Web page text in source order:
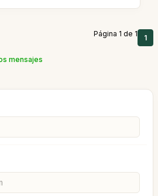
Página 1 de 1 1
mensajes